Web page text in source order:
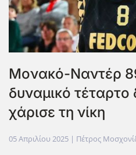
Μονακό-Ναντέρ
δυναμικό
χάρισε τη νίκη
05 Απριλίου 2025 | Πέτρος